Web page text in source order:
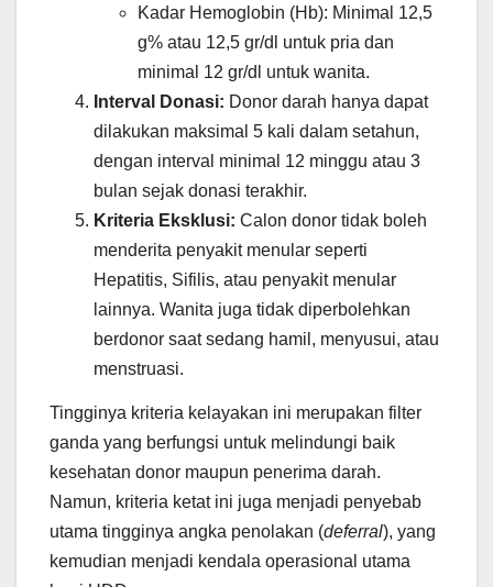
Kadar Hemoglobin (Hb): Minimal 12,5
g% atau 12,5 gr/dl untuk pria dan
minimal 12 gr/dl untuk wanita.
Interval Donasi: Donor darah hanya dapat
dilakukan maksimal 5 kali dalam setahun,
dengan interval minimal 12 minggu atau 3
bulan sejak donasi terakhir.
Kriteria Eksklusi: Calon donor tidak boleh
menderita penyakit menular seperti
Hepatitis, Sifilis, atau penyakit menular
lainnya. Wanita juga tidak diperbolehkan
berdonor saat sedang hamil, menyusui, atau
menstruasi.
Tingginya kriteria kelayakan ini merupakan filter
ganda yang berfungsi untuk melindungi baik
kesehatan donor maupun penerima darah.
Namun, kriteria ketat ini juga menjadi penyebab
utama tingginya angka penolakan (deferral), yang
kemudian menjadi kendala operasional utama